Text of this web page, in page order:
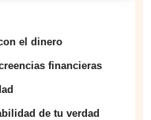
el dinero
financieras
de tu verdad